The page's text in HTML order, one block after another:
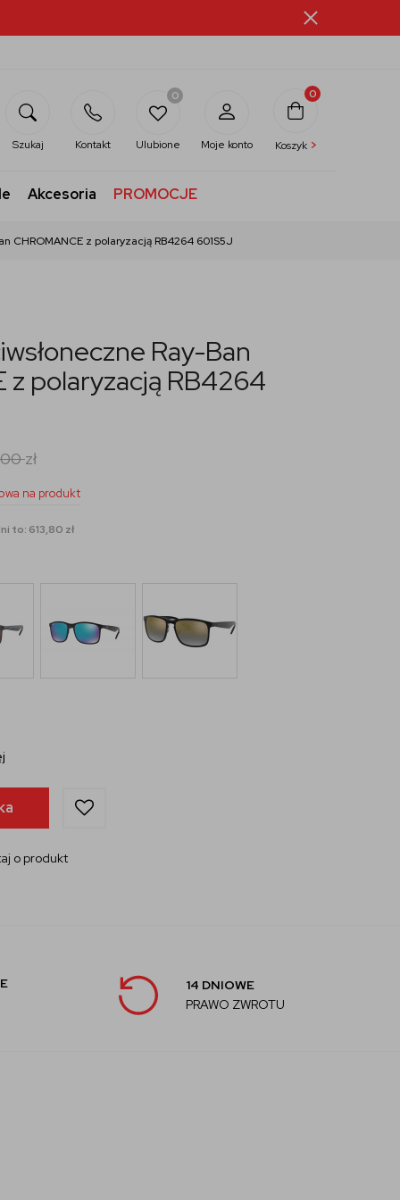
Szukaj Kontakt
0
Ulubione Moje konto
0
Koszyk >
Akcesoria PROMOCJE
CHROMANCE z polaryzacją RB4264 601S5J
Ray-Ban
z polaryzacją RB4264
zł
na produkt
to: 613,80 zł
o produkt
14 DNIOWE
PRAWO ZWROTU